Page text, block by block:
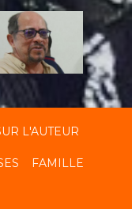
L'AUTEUR
FAMILLE